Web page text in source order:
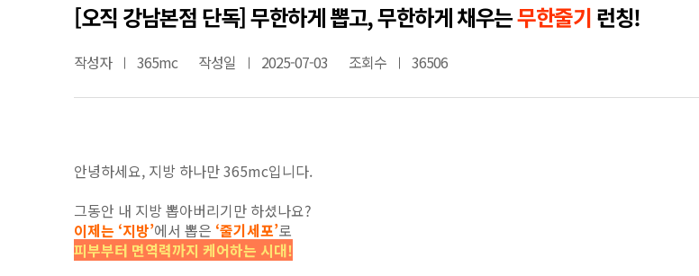
[오직 강남본점 단독] 무한하게 뽑고, 무한하게 채우는무한줄기 런칭!
작성자 365mc 작성일 2025-07-03 조회수 36506
안녕하세요, 지방 하나만 365mc입니다.
그동안 내 지방 뽑아버리기만 하셨나요?
이제는 ‘지방’에서 뽑은 ‘줄기세포’로
피부부터 면역력까지 케어하는 시대!